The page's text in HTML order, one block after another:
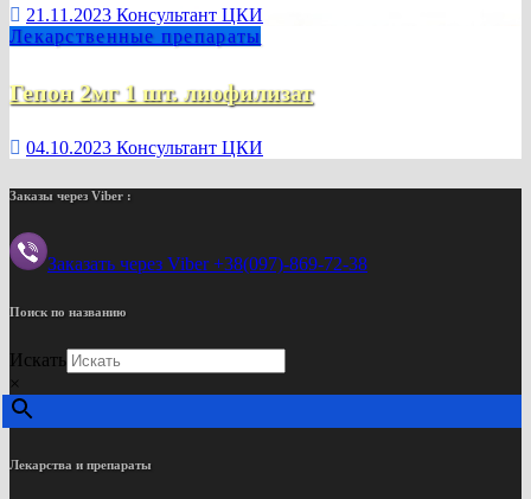
21.11.2023 Консультант ЦКИ
Лекарственные препараты
Гепон 2мг 1 шт. лиофилизат
04.10.2023 Консультант ЦКИ
Заказы через Viber :
Заказать через Viber +38(097)-869-72-38
Поиск по названию
Искать
×
Лекарства и препараты